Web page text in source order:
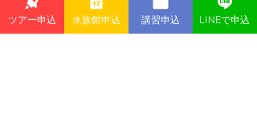
ツアー申込 水族館申込 講習申込 LINEで申込